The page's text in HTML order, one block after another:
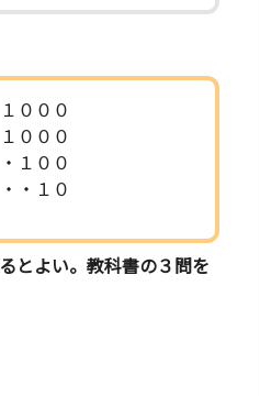
０００
０００
１００
・１０
とよい。教科書の３問を